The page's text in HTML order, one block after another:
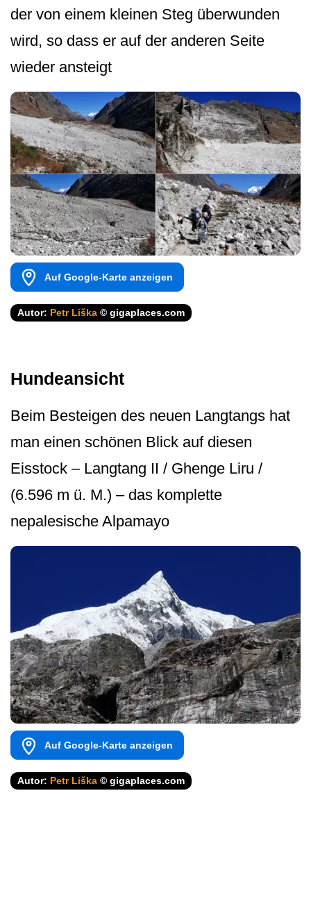
der von einem kleinen Steg überwunden
wird, so dass er auf der anderen Seite
wieder ansteigt
Auf Google-Karte anzeigen
Autor: Petr Liška © gigaplaces.com
Hundeansicht
Beim Besteigen des neuen Langtangs hat
man einen schönen Blick auf diesen
Eisstock – Langtang II / Ghenge Liru /
(6.596 m ü. M.) – das komplette
nepalesische Alpamayo
Auf Google-Karte anzeigen
Autor: Petr Liška © gigaplaces.com